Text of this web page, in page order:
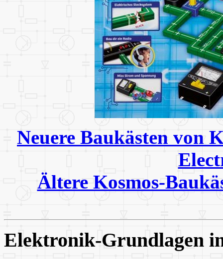
Neuere Baukästen von
Ältere Kosmos-
Elektronik-Grundlagen